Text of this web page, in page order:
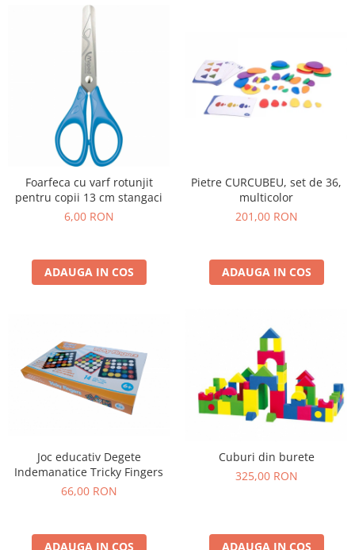
Foarfeca cu varf rotunjit
pentru copii 13 cm stangaci
6,00 RON
ADAUGA IN COS
Pietre CURCUBEU, set de 36,
multicolor
201,00 RON
ADAUGA IN COS
Joc educativ Degete
Indemanatice Tricky Fingers
66,00 RON
ADAUGA IN COS
Cuburi din burete
325,00 RON
ADAUGA IN COS